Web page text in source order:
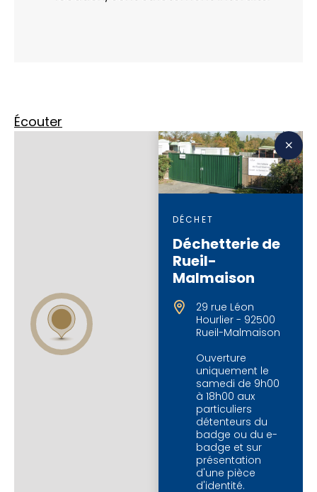
Écouter
DÉCHET
Déchetterie de
Rueil-
Malmaison
29 rue Léon
Hourlier - 92500
Rueil-Malmaison
Ouverture
uniquement le
samedi de 9h00
à 18h00 aux
particuliers
détenteurs du
badge ou du e-
badge et sur
présentation
d'une pièce
d'identité.